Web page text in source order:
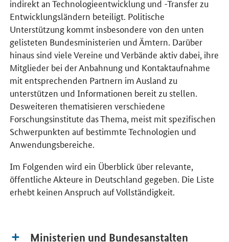
indirekt an Technologieentwicklung und -Transfer zu
Entwicklungsländern beteiligt. Politische
Unterstützung kommt insbesondere von den unten
gelisteten Bundesministerien und Ämtern. Darüber
hinaus sind viele Vereine und Verbände aktiv dabei, ihre
Mitglieder bei der Anbahnung und Kontaktaufnahme
mit entsprechenden Partnern im Ausland zu
unterstützen und Informationen bereit zu stellen.
Desweiteren thematisieren verschiedene
Forschungsinstitute das Thema, meist mit spezifischen
Schwerpunkten auf bestimmte Technologien und
Anwendungsbereiche.
Im Folgenden wird ein Überblick über relevante,
öffentliche Akteure in Deutschland gegeben. Die Liste
erhebt keinen Anspruch auf Vollständigkeit.
Ministerien und Bundesanstalten